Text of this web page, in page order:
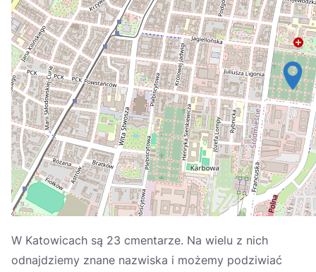
Zamknij
W Katowicach są 23 cmentarze. Na wielu z nich
odnajdziemy znane nazwiska i możemy podziwiać